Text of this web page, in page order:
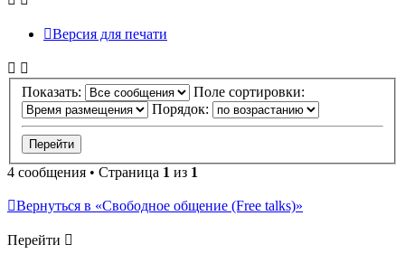
Версия для печати
Показать:
Поле сортировки:
Порядок:
4 сообщения • Страница 1 из 1
Вернуться в «Свободное общение (Free talks)»
Перейти